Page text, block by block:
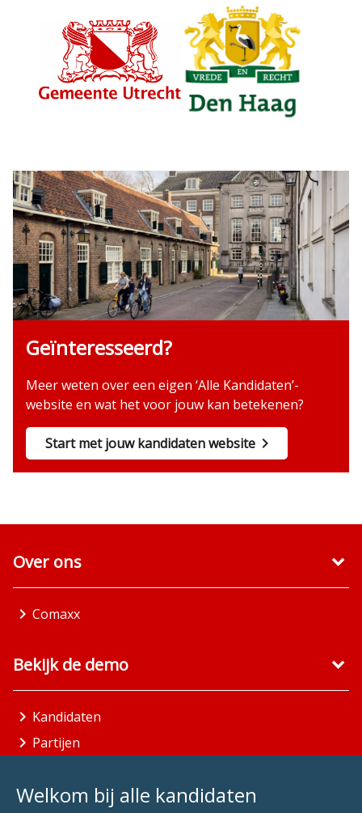
Geïnteresseerd?
Meer weten over een eigen ‘Alle Kandidaten’-
website en wat het voor jouw kan betekenen?
Start met jouw kandidaten website
Welkom bij alle kandidaten
Over ons
Comaxx
Bekijk de demo
Kandidaten
Partijen
Aandachtsgebieden